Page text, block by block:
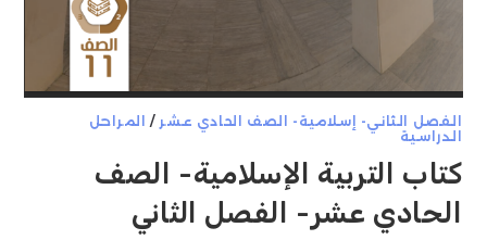
الفصل الثاني- إسلامية- الصف الحادي عشر / المراحل
الدراسية
كتاب التربية الإسلامية- الصف
الحادي عشر- الفصل الثاني